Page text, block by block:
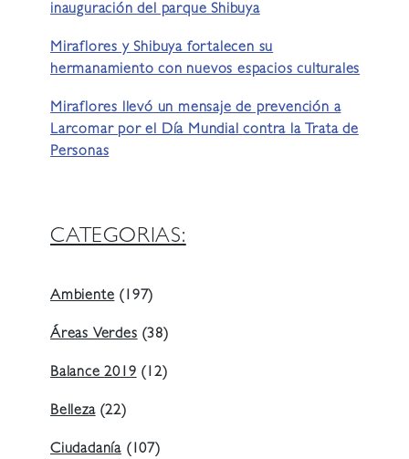
inauguración del parque Shibuya
Miraflores y Shibuya fortalecen su
hermanamiento con nuevos espacios culturales
Miraflores llevó un mensaje de prevención a
Larcomar por el Día Mundial contra la Trata de
Personas
CATEGORIAS:
Ambiente(197)
Áreas Verdes(38)
Balance 2019(12)
Belleza(22)
Ciudadanía (107)